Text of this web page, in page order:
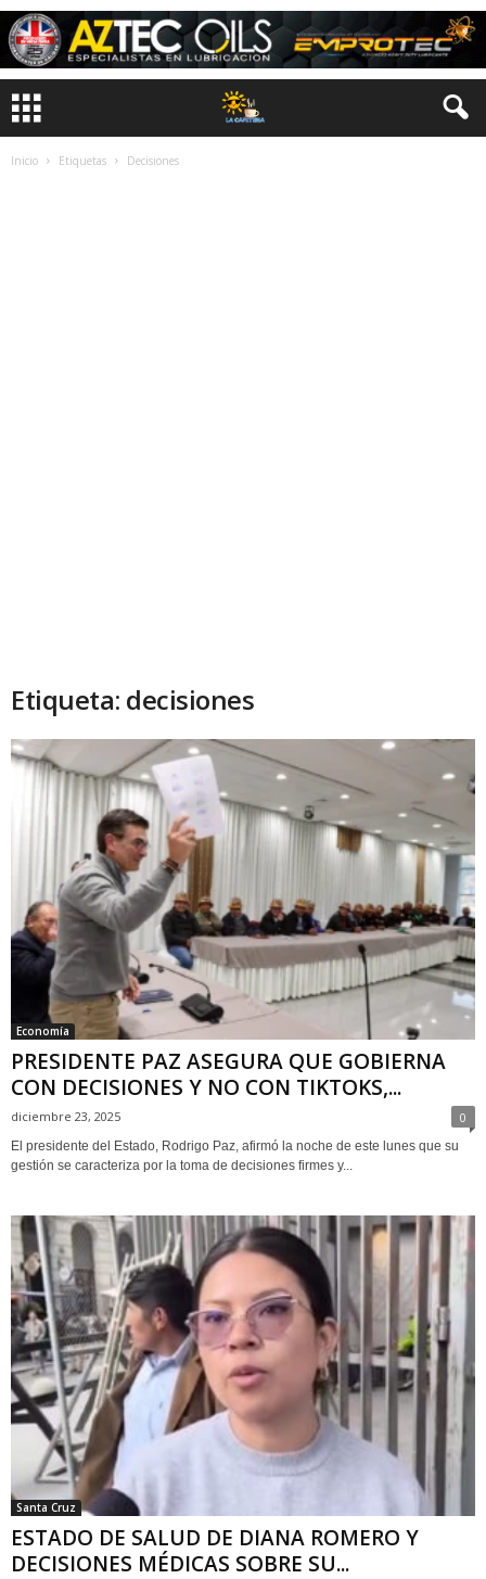
Inicio Etiquetas Decisiones
Etiqueta: decisiones
Economía
PRESIDENTE PAZ ASEGURA QUE GOBIERNA
CON DECISIONES Y NO CON TIKTOKS,...
diciembre 23, 2025 0
El presidente del Estado, Rodrigo Paz, afirmó la noche de este lunes que su
gestión se caracteriza por la toma de decisiones firmes y...
Santa Cruz
ESTADO DE SALUD DE DIANA ROMERO Y
DECISIONES MÉDICAS SOBRE SU...